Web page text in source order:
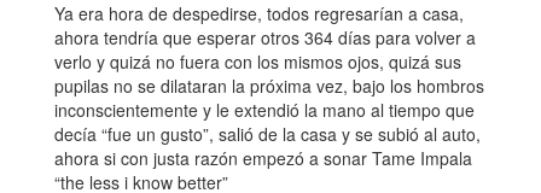
Ya era hora de despedirse, todos regresarían a casa,
ahora tendría que esperar otros 364 días para volver a
verlo y quizá no fuera con los mismos ojos, quizá sus
pupilas no se dilataran la próxima vez, bajo los hombros
inconscientemente y le extendió la mano al tiempo que
decía “fue un gusto”, salió de la casa y se subió al auto,
ahora si con justa razón empezó a sonar Tame Impala
“the less i know better”